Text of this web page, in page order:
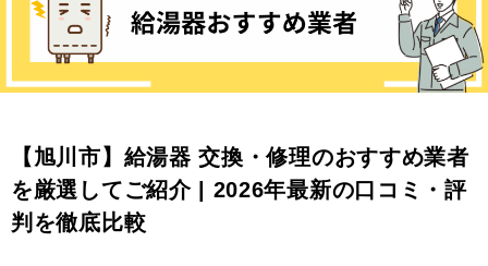
【旭川市】給湯器 交換・修理のおすすめ業者
を厳選してご紹介 | 2026年最新の口コミ・評
判を徹底比較